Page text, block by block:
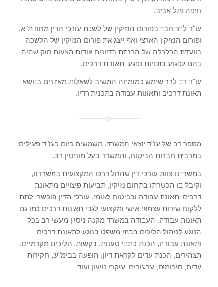
חיפה ותל אביב.
עו"ד לרר חבר בפורום הנזיקין של לשכת עורכי הדין מחוז ת"א,
ופורום הנזיקין הארצי ואף ייצג את פורום הנזיקין של הלשכה
בוועדת הכלכלה של הכנסת בדיונים אודות הצעות חוק שהיה
בהם לפגוע בזכויות נפגעי תאונות דרכים.
עו"ד דב לרר שימש כמומחה המשיב לשאלות מאזינים בנושא
תאונת דרכים ותאונות עבודה בתכנית רדיו.
מספר רב של עו"ד יוצאי המשרד, משמשים כיום כעו"ד פעילים
במרבית חברות הביטוח, והמשרד בעל מוניטין רב.
במשרדנו צוות עורכי דין שהחל דרכו המקצועית במשרדנו,
וקיבל בו הכשרתו בתחום נזיקין, תביעות פיצויים מתאונת
דרכים, תאונת עבודה ובביטוח לאומי. עורכי הדין הוכשרו לתת
ללקוח שירות עצמאי אישי ומקצועי לגבי תאונות דרכים כמו גם
תאונות עבודה. העבודה במשרד מקנה ניסיון מעשי רב בכל
הנוגע לניהול הליכים בבתי משפט בנוגע לתאונת דרכים
ותאונת עבודה, הכנת כתבי טענות, בקשות, הליכים מקדמיים,
תצהירים, הכנת עדים לקראת דיון, הופעה בבימ"ש, חקירות
עדים, סיכומים, ערעורים, עיקרי טיעון ועוד.